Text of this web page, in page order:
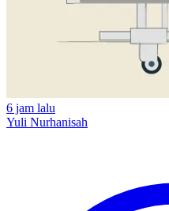
6 jam lalu
Yuli Nurhanisah